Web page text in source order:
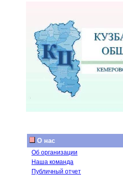
О нас
Об организации
Наша команда
Публичный отчет